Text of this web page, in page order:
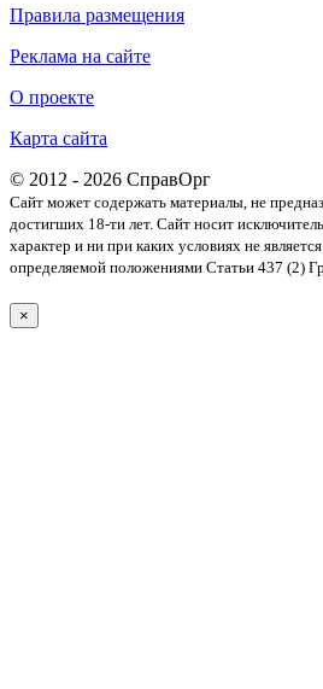
Правила размещения
Реклама на сайте
О проекте
Карта сайта
© 2012 - 2026 СправОрг
Сайт может содержать материалы, не
достигших 18-ти лет. Cайт носит
характер и ни при каких условиях не
определяемой положениями Статьи 437 (2)
×